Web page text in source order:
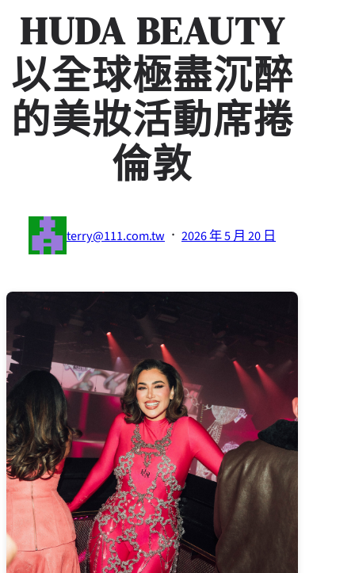
HUDA BEAUTY
以全球極盡沉醉
的美妝活動席捲
倫敦
terry@111.com.tw · 2026 年 5 月 20 日